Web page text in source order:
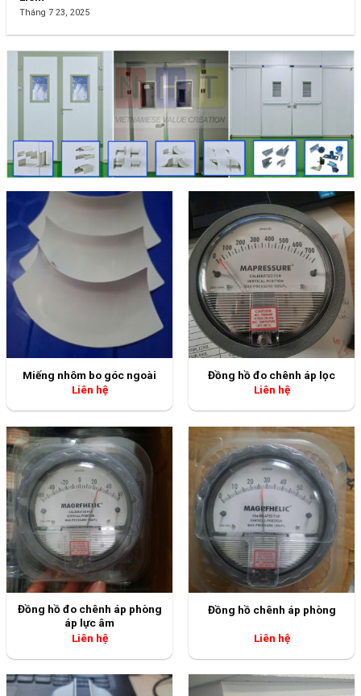
Miếng nhôm bo góc ngoài
Liên hệ
Đồng hồ đo chênh áp lọc
Liên hệ
Đồng hồ đo chênh áp phòng
áp lực âm
Liên hệ
Đồng hồ chênh áp phòng
Liên hệ
U bo kính kèm nẹp
Liên hệ
Vỏ kho mát
Liên hệ